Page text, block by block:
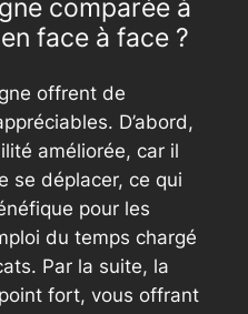
comparée à
face à face ?
offrent de
D’abord,
améliorée, car il
se déplacer, ce qui
pour les
du temps chargé
Par la suite, la
fort, vous offrant